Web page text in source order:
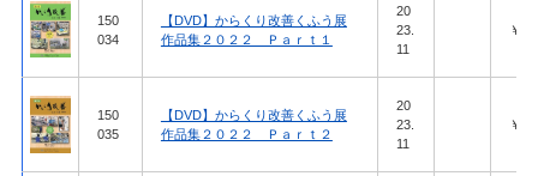
150
034
【DVD】からくり改善くふう展
作品集２０２２ Ｐａｒｔ１
20
23.
11
￥
150
035
【DVD】からくり改善くふう展
作品集２０２２ Ｐａｒｔ２
20
23.
11
￥